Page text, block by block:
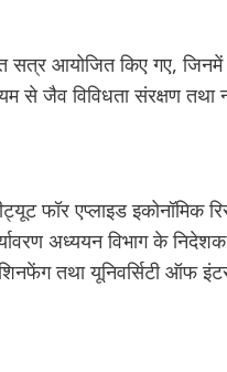
आयोजित किए गए, जिनमें
से जैव विविधता संरक्षण
फॉर एप्लाइड इकोनॉमिक
अध्ययन विभाग के
शिनफेंग तथा यूनिवर्सिटी ऑफ